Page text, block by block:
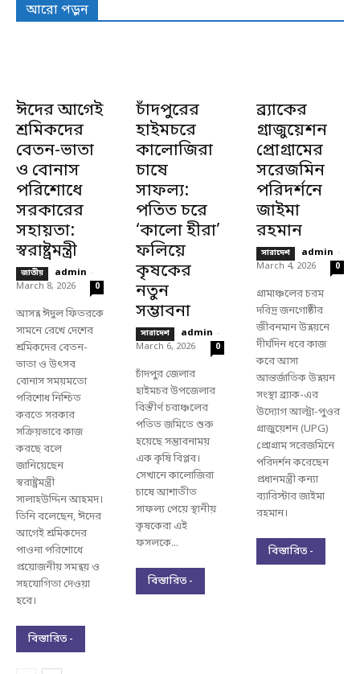
আরো পড়ুন
ঈদের আগেই
শ্রমিকদের
বেতন-ভাতা
ও বোনাস
পরিশোধে
সরকারের
সহায়তা:
স্বরাষ্ট্রমন্ত্রী
জাতীয় admin -
March 8, 2026
0
আসন্ন ঈদুল ফিতরকে
সামনে রেখে দেশের
শ্রমিকদের বেতন-
ভাতা ও উৎসব
বোনাস সময়মতো
পরিশোধ নিশ্চিত
করতে সরকার
সক্রিয়ভাবে কাজ
করছে বলে
জানিয়েছেন
স্বরাষ্ট্রমন্ত্রী
সালাহউদ্দিন আহমদ।
তিনি বলেছেন, ঈদের
আগেই শ্রমিকদের
পাওনা পরিশোধে
প্রয়োজনীয় সমন্বয় ও
সহযোগিতা দেওয়া
হবে।
বিস্তারিত -
চাঁদপুরের
হাইমচরে
কালোজিরা
চাষে
সাফল্য:
পতিত চরে
‘কালো হীরা’
ফলিয়ে
কৃষকের
নতুন
সম্ভাবনা
সারাদেশ admin -
March 6, 2026
0
চাঁদপুর জেলার
হাইমচর উপজেলার
বিস্তীর্ণ চরাঞ্চলের
পতিত জমিতে শুরু
হয়েছে সম্ভাবনাময়
এক কৃষি বিপ্লব।
সেখানে কালোজিরা
চাষে আশাতীত
সাফল্য পেয়ে স্থানীয়
কৃষকেরা এই
ফসলকে...
বিস্তারিত -
ব্র্যাকের
গ্রাজুয়েশন
প্রোগ্রামের
সরেজমিন
পরিদর্শনে
জাইমা
রহমান
সারাদেশ admin -
March 4, 2026
0
গ্রামাঞ্চলের চরম
দরিদ্র জনগোষ্ঠীর
জীবনমান উন্নয়নে
দীর্ঘদিন ধরে কাজ
করে আসা
আন্তর্জাতিক উন্নয়ন
সংস্থা ব্র্যাক-এর
উদ্যোগ আল্ট্রা-পুওর
গ্রাজুয়েশন (UPG)
প্রোগ্রাম সরেজমিনে
পরিদর্শন করেছেন
প্রধানমন্ত্রী কন্যা
ব্যারিস্টার জাইমা
রহমান।
বিস্তারিত -